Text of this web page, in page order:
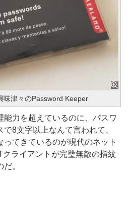
味津々のPassword Keeper
力を超えているのに、パスワ
8文字以上なんて言われて、
ってきているのが現代のネット
ライアントが完璧無敵の指紋
。